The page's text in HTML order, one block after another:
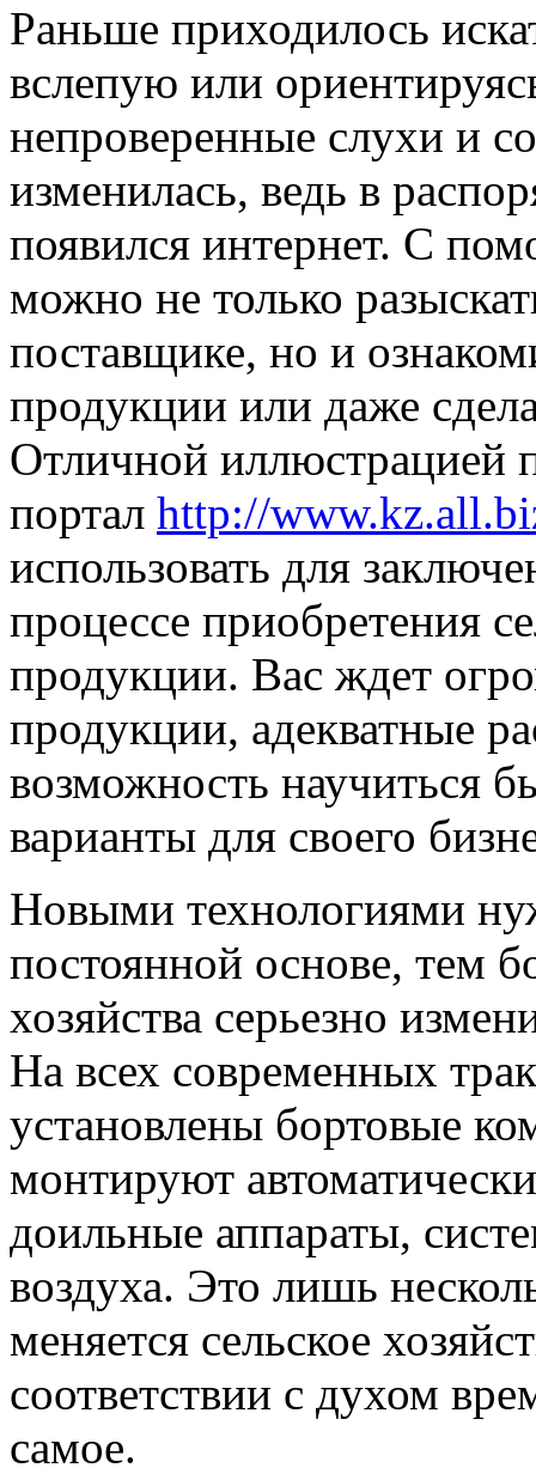
Раньше приходилось
вслепую или
непроверенные слухи и
изменилась, ведь в
появился интернет. С
можно не только
поставщике, но и
продукции или даже
Отличной иллюстрацией
портал http://
использовать для
процессе приобретения
продукции. Вас ждет
продукции, адекватные
возможность научиться
варианты для своего
Новыми технологиями
постоянной основе, тем
хозяйства серьезно
На всех современных
установлены бортовые
монтируют
доильные аппараты,
воздуха. Это лишь
меняется сельское
соответствии с духом
самое.